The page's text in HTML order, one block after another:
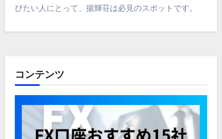
びたい人にとって、揚輝荘は必見のスポットです。
コンテンツ